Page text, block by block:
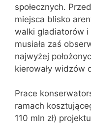
społecznych.
miejsca blisko
walki gladiatorów i
musiała zaś
najwyżej
kierowały widzów
Prace
ramach
110 mln zł)